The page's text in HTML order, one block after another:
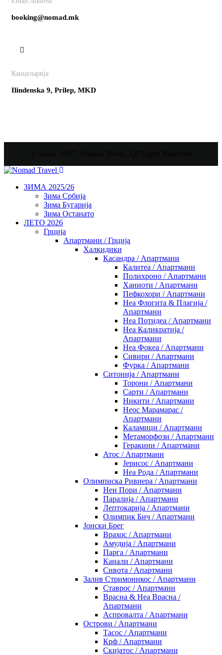
booking@nomad.mk
Канцеларија
Ilindenska 9, Prilep, MKD
ЗИМА 2025/26
Зима Србија
Зима Бугарија
Зима Останато
ЛЕТО 2026
Грција
Апартмани / Грција
Халкидики
Касандра / Апартмани
Калитеа / Апартмани
Полихроно / Апартмани
Ханиоти / Апартмани
Пефкохори / Апартмани
Неа Флогита & Плагија /
Апартмани
Неа Потидеа / Апартмани
Неа Каликратија /
Апартмани
Неа Фокеа / Апартмани
Сивири / Апартмани
Фурка / Апартмани
Ситонија / Апартмани
Торони / Апартмани
Сарти / Апартмани
Никити / Апартмани
Неос Марамарас /
Апартмани
Каламици / Апартмани
Метаморфози / Апартмани
Геракини / Апартмани
Атос / Апартмани
Јерисос / Апартмани
Неа Рода / Апартмани
Олимписка Ривиера / Апартмани
Неи Пори / Апартмани
Паралија / Апартмани
Лептокарија / Апартмани
Олимпик Бич / Апартмани
Јонски Брег
Врахос / Апартмани
Амудија / Апартмани
Парга / Апартмани
Канали / Апартмани
Сивота / Апартмани
Залив Стримоникос / Апартмани
Ставрос / Апартмани
Врасна & Неа Врасна /
Апартмани
Аспровалта / Апартмани
Острови / Апартмани
Тасос / Апартмани
Крф / Апартмани
Скијатос / Апартмани